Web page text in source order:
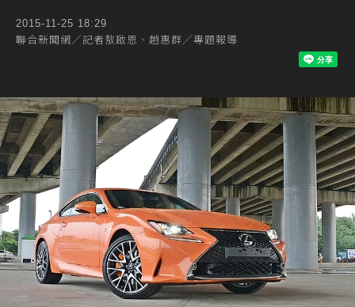
2015-11-25 18:29
聯合新聞網／記者敖啟恩、趙惠群／專題報導